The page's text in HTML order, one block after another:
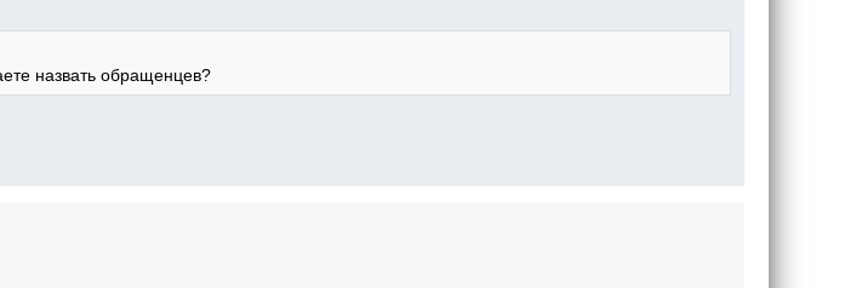
назвать обращенцев?